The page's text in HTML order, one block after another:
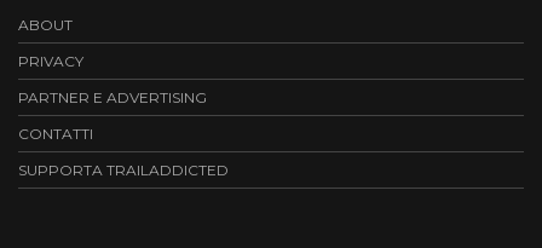
ABOUT
PRIVACY
PARTNER E ADVERTISING
CONTATTI
SUPPORTA TRAILADDICTED